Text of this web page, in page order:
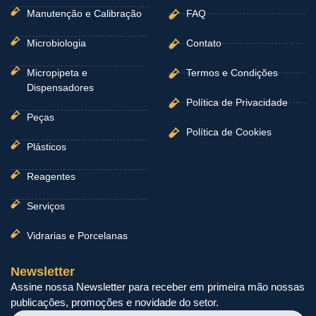
Manutenção e Calibração
Microbiologia
Micropipeta e
Dispensadores
Peças
Plásticos
Reagentes
Serviços
Vidrarias e Porcelanas
FAQ
Contato
Termos e Condições
Política de Privacidade
Política de Cookies
Newsletter
Assine nossa Newsletter para receber em primeira mão nossas
publicações, promoções e novidade do setor.